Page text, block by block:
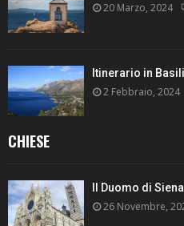
20 Marzo, 2024
Itinerario in
2 Febbraio, 2024
CHIESE
Il Duomo di
26 Novembre,